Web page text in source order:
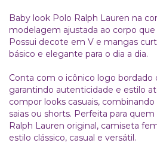
Baby look Polo Ralph Lauren na
modelagem ajustada ao corpo que
Possui decote em V e mangas
básico e elegante para o dia a dia.
Conta com o icônico logo bordado
garantindo autenticidade e estilo
compor looks casuais,
saias ou shorts. Perfeita para
Ralph Lauren original, camiseta
estilo clássico, casual e versátil.